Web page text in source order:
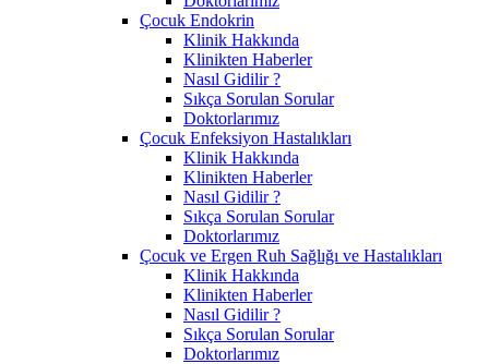
Çocuk Endokrin
Klinik Hakkında
Klinikten Haberler
Nasıl Gidilir ?
Sıkça Sorulan Sorular
Doktorlarımız
Çocuk Enfeksiyon Hastalıkları
Klinik Hakkında
Klinikten Haberler
Nasıl Gidilir ?
Sıkça Sorulan Sorular
Doktorlarımız
Çocuk ve Ergen Ruh Sağlığı ve Hastalıkları
Klinik Hakkında
Klinikten Haberler
Nasıl Gidilir ?
Sıkça Sorulan Sorular
Doktorlarımız